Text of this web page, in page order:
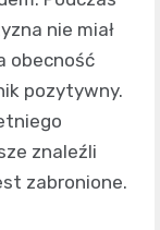
nie miał
obecność
pozytywny.
znaleźli
zabronione.